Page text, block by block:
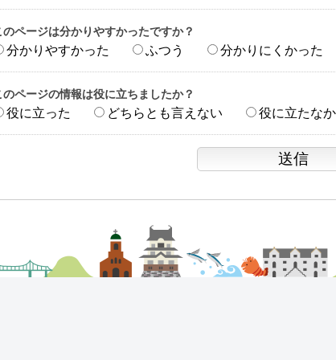
のページは分かりやすかったですか？
分かりやすかった ふつう 分かりにくかった
のページの情報は役に立ちましたか？
役に立った どちらとも言えない 役に立たな